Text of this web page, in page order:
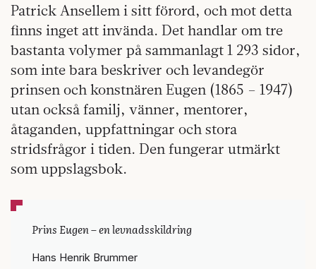
Patrick Ansellem i sitt förord, och mot detta
finns inget att invända. Det handlar om tre
bastanta volymer på sammanlagt 1 293 sidor,
som inte bara beskriver och levandegör
prinsen och konstnären Eugen (1865 – 1947)
utan också familj, vänner, mentorer,
åtaganden, uppfattningar och stora
stridsfrågor i tiden. Den fungerar utmärkt
som uppslagsbok.
Prins Eugen – en levnadsskildring
Hans Henrik Brummer